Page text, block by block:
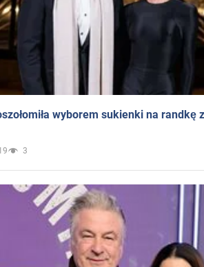
wyborem sukienki na randkę
3